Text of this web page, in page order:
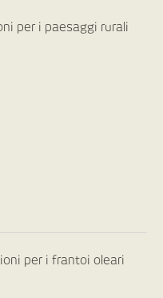
per i paesaggi rurali
per i frantoi oleari